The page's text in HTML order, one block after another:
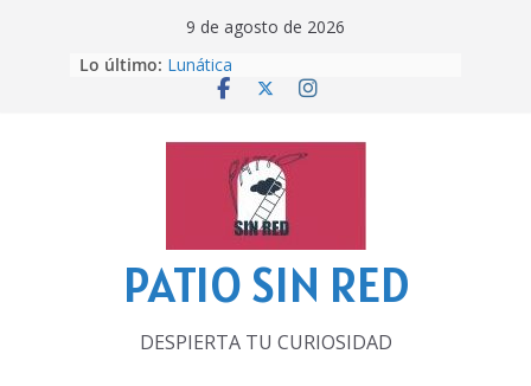
9 de agosto de 2026
Lo último: Lunática
Pero, hasta entonces…
‘La broma infinita’ de recomendar
lecturas veraniegas
Otra del Mundial
PATIO SIN RED
DESPIERTA TU CURIOSIDAD